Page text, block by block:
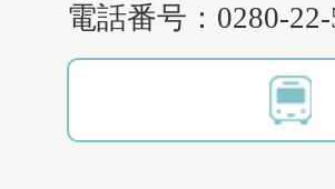
電話番号：0280-